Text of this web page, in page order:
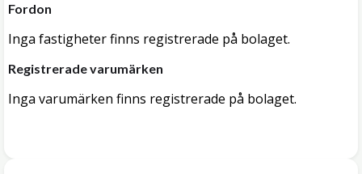
Fordon
Inga fastigheter finns registrerade på bolaget.
Registrerade varumärken
Inga varumärken finns registrerade på bolaget.